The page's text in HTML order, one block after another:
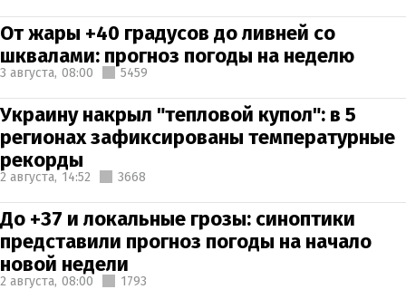
От жары +40 градусов до ливней со
шквалами: прогноз погоды на неделю
3 августа, 08:00 5459
Украину накрыл "тепловой купол": в 5
регионах зафиксированы температурные
рекорды
2 августа, 14:52 3668
До +37 и локальные грозы: синоптики
представили прогноз погоды на начало
новой недели
2 августа, 08:00 1793